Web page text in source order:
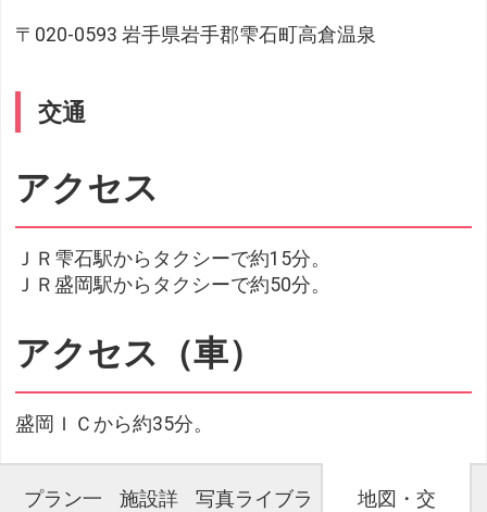
〒020-0593 岩手県岩手郡雫石町高倉温泉
交通
アクセス
ＪＲ雫石駅からタクシーで約15分。
ＪＲ盛岡駅からタクシーで約50分。
アクセス（車）
盛岡ＩＣから約35分。
プラン一
施設詳
写真ライブラ
地図・交